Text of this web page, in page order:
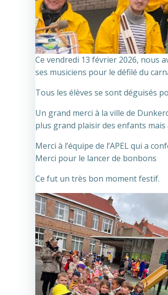
Ce vendredi 13 février 2026, nous
ses musiciens pour le défilé du
Tous les élèves se sont déguisés
Un grand merci à la ville de
plus grand plaisir des enfants mais
Merci à l’équipe de l’APEL qui a
Merci pour le lancer de bonbons
Ce fut un très bon moment festif.